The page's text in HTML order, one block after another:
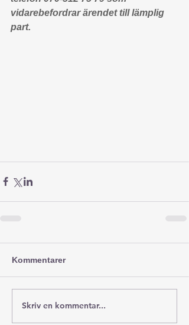
vidarebefordrar ärendet till lämplig
part.
Kommentarer
Skriv en kommentar...